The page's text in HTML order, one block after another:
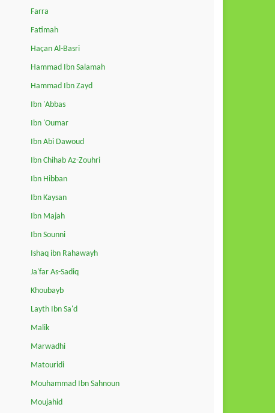
Farra
Fatimah
Haçan Al-Basri
Hammad Ibn Salamah
Hammad Ibn Zayd
Ibn 'Abbas
Ibn 'Oumar
Ibn Abi Dawoud
Ibn Chihab Az-Zouhri
Ibn Hibban
Ibn Kaysan
Ibn Majah
Ibn Sounni
Ishaq ibn Rahawayh
Ja'far As-Sadiq
Khoubayb
Layth Ibn Sa'd
Malik
Marwadhi
Matouridi
Mouhammad Ibn Sahnoun
Moujahid